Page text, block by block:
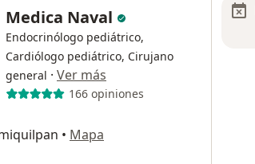
Medica Naval
Endocrinólogo pediátrico,
Cardiólogo pediátrico, Cirujano
general · Ver más
166 opiniones
• Mapa